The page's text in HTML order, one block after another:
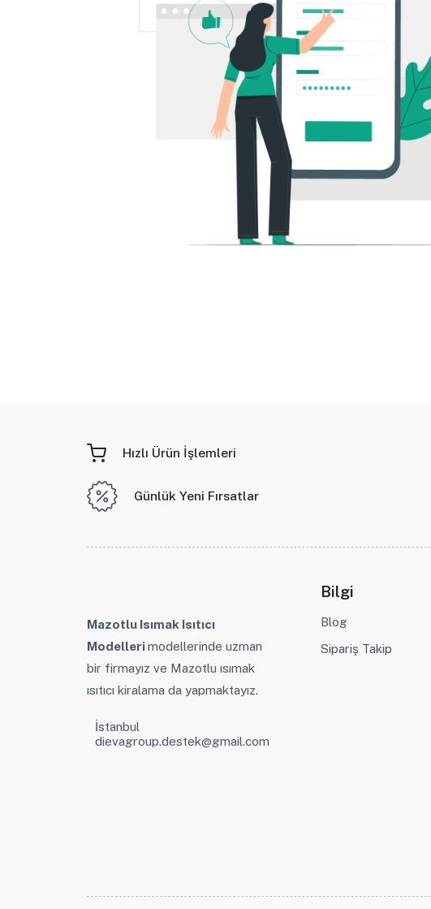
Hızlı Ürün İşlemleri
Günlük Yeni Fırsatlar
Mazotlu Isımak Isıtıcı
Modellerimodellerinde uzman
bir firmayız ve Mazotlu ısımak
ısıtıcı kiralama da yapmaktayız.
İstanbul
dievagroup.destek@gmail.com
Bilgi
Blog
Sipariş Takip